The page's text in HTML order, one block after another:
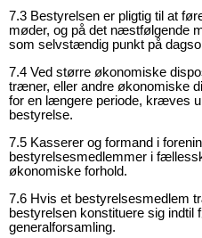
7.3 Bestyrelsen er pligtig til at
møder, og på det næstfølgende
som selvstændig punkt på
7.4 Ved større økonomiske
træner, eller andre økonomiske
for en længere periode, kræves
bestyrelse.
7.5 Kasserer og formand i
bestyrelsesmedlemmer i
økonomiske forhold.
7.6 Hvis et bestyrelsesmedlem
bestyrelsen konstituere sig indtil
generalforsamling.